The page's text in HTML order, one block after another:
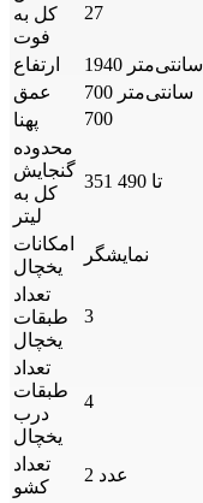
کل به
فوت
27
ارتفاع
1940 سانتی‌متر
عمق
700 سانتی‌متر
پهنا
700
محدوده
گنجایش
کل به
لیتر
351 تا 490
امکانات
یخچال
نمایشگر
تعداد
طبقات
یخچال
3
تعداد
طبقات
درب
یخچال
4
تعداد
کشو
2 عدد